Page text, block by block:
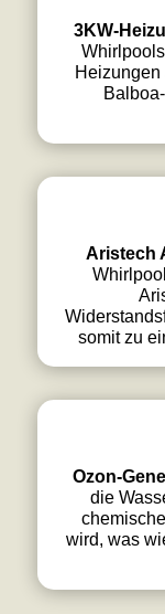
3KW-
Aristech
somit zu
Ozon-
die
wird, was